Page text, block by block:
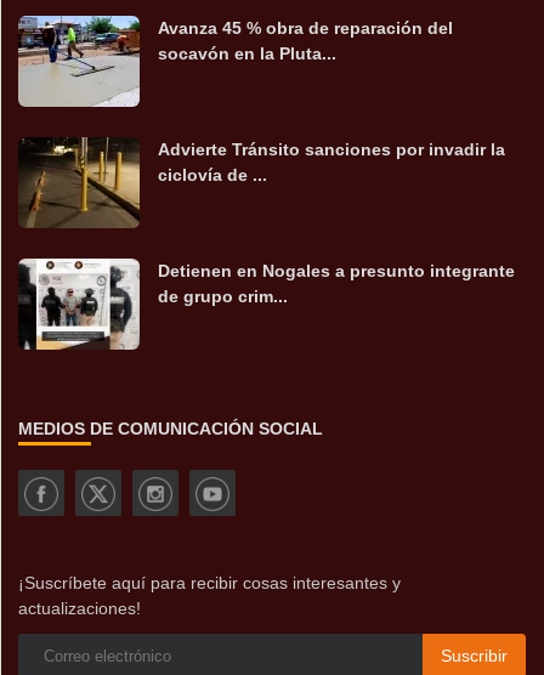
Avanza 45 % obra de reparación del
socavón en la Pluta...
Advierte Tránsito sanciones por invadir la
ciclovía de ...
Detienen en Nogales a presunto integrante
de grupo crim...
MEDIOS DE COMUNICACIÓN SOCIAL
¡Suscríbete aquí para recibir cosas interesantes y
actualizaciones!
Suscribir